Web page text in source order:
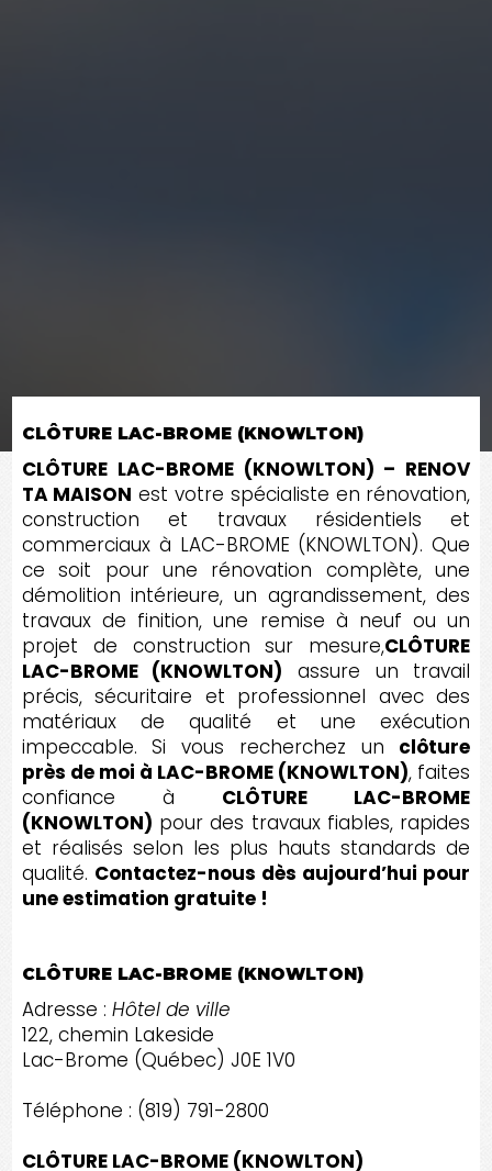
CLÔTURE LAC-BROME (KNOWLTON)
CLÔTURE LAC-BROME (KNOWLTON) – RENOV
TA MAISON est votre spécialiste en rénovation,
construction et travaux résidentiels et
commerciaux à LAC-BROME (KNOWLTON). Que
ce soit pour une rénovation complète, une
démolition intérieure, un agrandissement, des
travaux de finition, une remise à neuf ou un
projet de construction sur mesure,CLÔTURE
LAC-BROME (KNOWLTON) assure un travail
précis, sécuritaire et professionnel avec des
matériaux de qualité et une exécution
impeccable. Si vous recherchez un clôture
près de moi à LAC-BROME (KNOWLTON), faites
confiance à CLÔTURE LAC-BROME
(KNOWLTON) pour des travaux fiables, rapides
et réalisés selon les plus hauts standards de
qualité. Contactez-nous dès aujourd’hui pour
une estimation gratuite !
CLÔTURE LAC-BROME (KNOWLTON)
Adresse : Hôtel de ville
122, chemin Lakeside
Lac-Brome (Québec) J0E 1V0
Téléphone : (819) 791-2800
CLÔTURE LAC-BROME (KNOWLTON)